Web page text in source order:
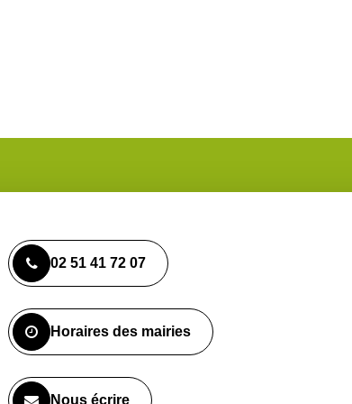
02 51 41 72 07
Horaires des mairies
Nous écrire